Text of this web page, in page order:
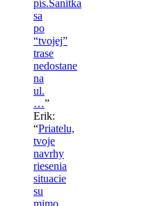
pís.Sanitka
sa
po
“tvojej”
trase
nedostane
na
ul.
…”
Erik:
“Priatelu,
tvoje
navrhy
riesenia
situacie
su
mimo